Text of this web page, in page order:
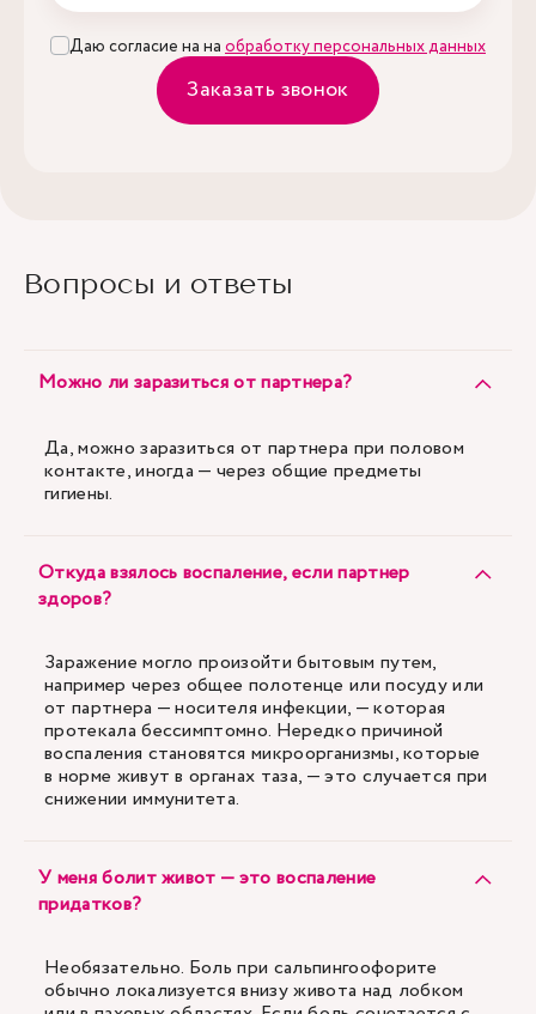
Даю согласие на на обработку персональных данных
Заказать звонок
Вопросы и ответы
Можно ли заразиться от партнера?
Да, можно заразиться от партнера при половом
контакте, иногда — через общие предметы
гигиены.
Откуда взялось воспаление, если партнер
здоров?
Заражение могло произойти бытовым путем,
например через общее полотенце или посуду или
от партнера — носителя инфекции, — которая
протекала бессимптомно. Нередко причиной
воспаления становятся микроорганизмы, которые
в норме живут в органах таза, — это случается при
снижении иммунитета.
У меня болит живот — это воспаление
придатков?
Необязательно. Боль при сальпингоофорите
обычно локализуется внизу живота над лобком